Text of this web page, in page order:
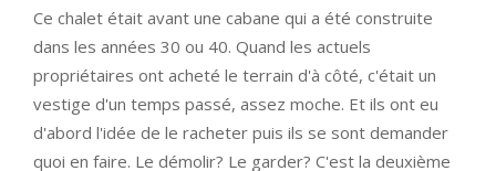
Ce chalet était avant une cabane qui a été construite
dans les années 30 ou 40. Quand les actuels
propriétaires ont acheté le terrain d'à côté, c'était un
vestige d'un temps passé, assez moche. Et ils ont eu
d'abord l'idée de le racheter puis ils se sont demander
quoi en faire. Le démolir? Le garder? C'est la deuxième